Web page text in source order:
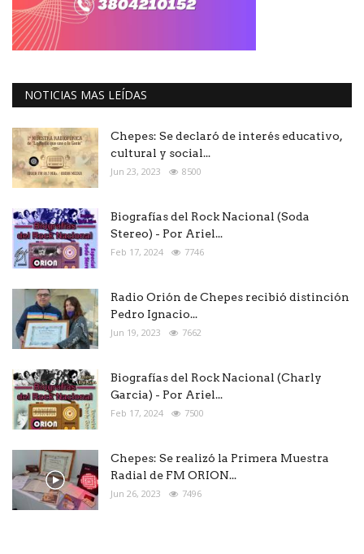
NOTICIAS MAS LEÍDAS
Chepes: Se declaró de interés educativo,
cultural y social...
Jun 23, 2023 8500
Biografías del Rock Nacional (Soda
Stereo) - Por Ariel...
Feb 17, 2024 7746
Radio Orión de Chepes recibió distinción
Pedro Ignacio...
Jun 19, 2023 7662
Biografías del Rock Nacional (Charly
Garcia) - Por Ariel...
Feb 17, 2024 7500
Chepes: Se realizó la Primera Muestra
Radial de FM ORION...
Jun 26, 2023 7496